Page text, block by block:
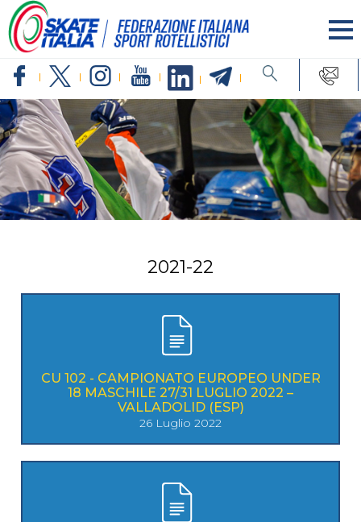
2021-22
CU 102 - CAMPIONATO EUROPEO UNDER
18 MASCHILE 27/31 LUGLIO 2022 –
VALLADOLID (ESP)
26 Luglio 2022